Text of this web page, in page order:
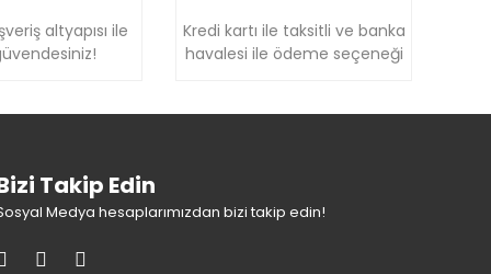
altyapısı ile
Kredi kartı ile taksitli ve banka
havalesi ile ödeme seçeneği
Takip Edin
Medya hesaplarımızdan bizi takip edin!